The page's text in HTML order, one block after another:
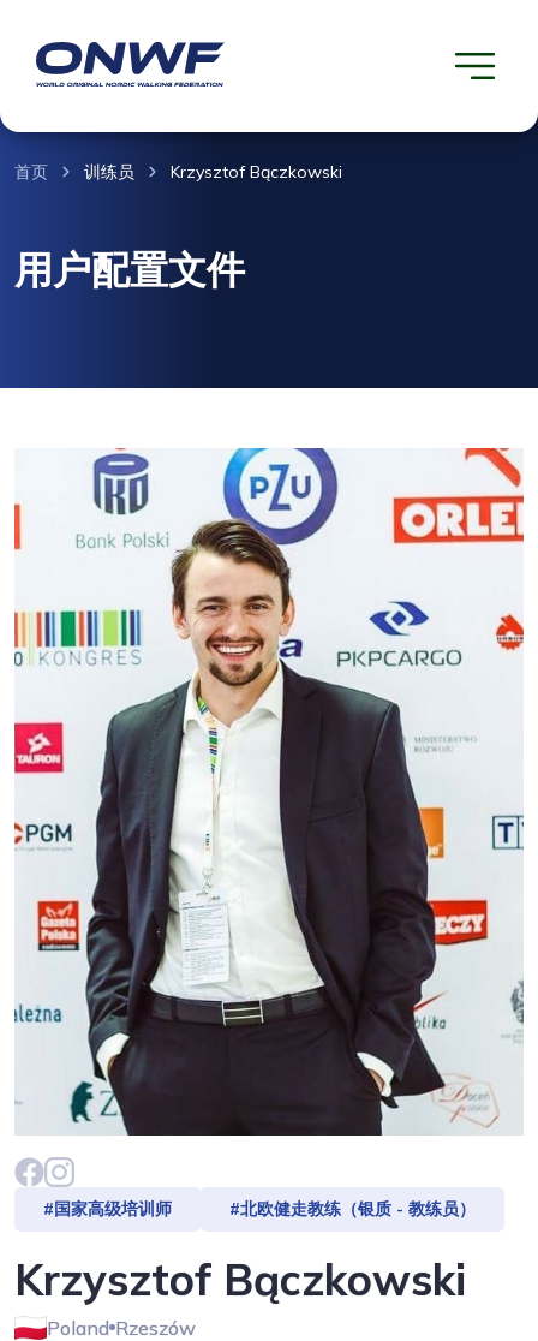
首页 训练员 Krzysztof Bączkowski
用户配置文件
#国家高级培训师 #北欧健走教练（银质 - 教练员）
Krzysztof Bączkowski
Poland Rzeszów